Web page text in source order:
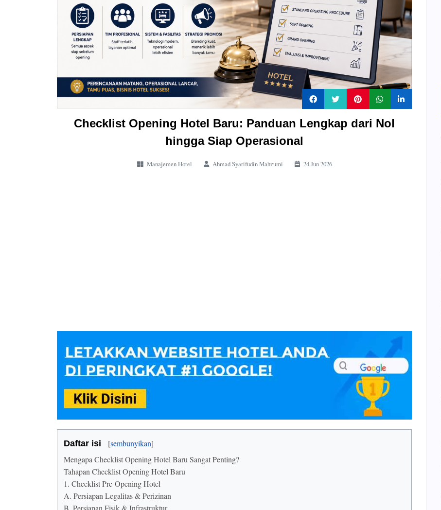
Checklist Opening Hotel Baru: Panduan Lengkap dari Nol
hingga Siap Operasional
Manajemen Hotel Ahmad Syarifudin Mahzumi 24 Jun 2026
Daftar isi
Mengapa Checklist Opening Hotel Baru Sangat Penting?
Tahapan Checklist Opening Hotel Baru
1. Checklist Pre-Opening Hotel
A. Persiapan Legalitas & Perizinan